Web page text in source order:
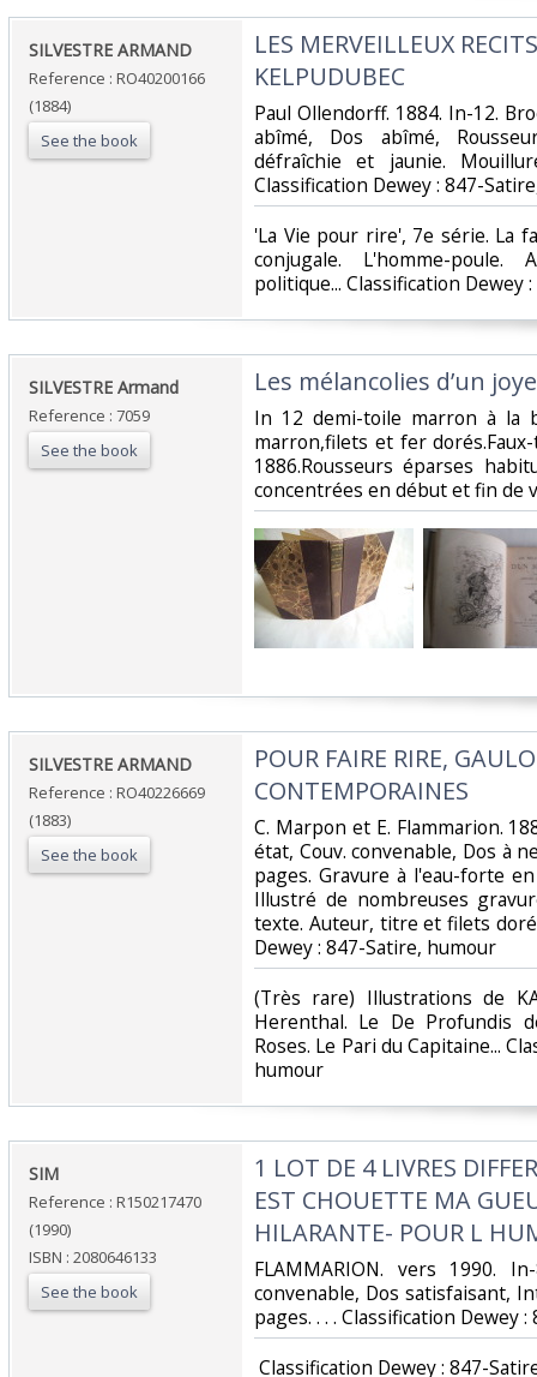
‎SILVESTRE ARMAND‎
Reference : RO40200166
(1884)
See the book
‎LES MERVEILLEUX
KELPUDUBEC‎
‎Paul Ollendorff. 1884. In-12.
abîmé, Dos abîmé,
défraîchie et jaunie.
Classification Dewey : 847-
‎'La Vie pour rire', 7e série. La
conjugale. L'homme-
politique... Classification Dewey
‎SILVESTRE Armand ‎
Reference : 7059
See the book
‎Les mélancolies d’un
‎In 12 demi-toile marron à la
marron,filets et fer
1886.Rousseurs éparses
concentrées en début et fin de
‎SILVESTRE ARMAND‎
Reference : RO40226669
(1883)
See the book
‎POUR FAIRE RIRE,
CONTEMPORAINES‎
‎C. Marpon et E. Flammarion.
état, Couv. convenable, Dos à
pages. Gravure à l'eau-forte
Illustré de nombreuses
texte. Auteur, titre et filets
Dewey : 847-Satire, humour‎
‎(Très rare) Illustrations de
Herenthal. Le De Profundis
Roses. Le Pari du Capitaine...
humour‎
‎SIM‎
Reference : R150217470
(1990)
ISBN : 2080646133
See the book
‎1 LOT DE 4 LIVRES
EST CHOUETTE MA
HILARANTE- POUR L
‎FLAMMARION. vers 1990.
convenable, Dos satisfaisant,
pages. . . . Classification Dewey
Classification Dewey : 847-